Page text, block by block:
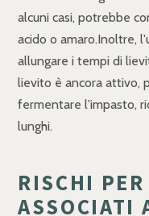
alcuni casi, potrebbe
acido o amaro.Inoltre,
allungare i tempi di
lievito è ancora attivo,
fermentare l'impasto,
lunghi.
RISCHI
ASSOCIATI